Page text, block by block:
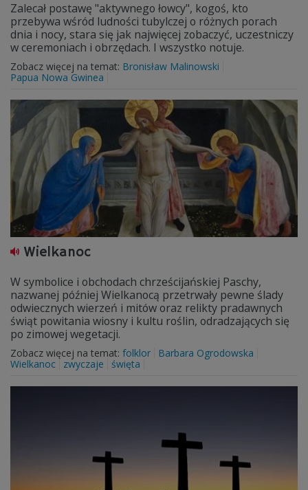
Zalecał postawę "aktywnego łowcy", kogoś, kto
przebywa wśród ludności tubylczej o różnych porach
dnia i nocy, stara się jak najwięcej zobaczyć, uczestniczy
w ceremoniach i obrzędach. I wszystko notuje.
Zobacz więcej na temat: Bronisław Malinowski
Papua Nowa Gwinea
Wielkanoc
W symbolice i obchodach chrześcijańskiej Paschy,
nazwanej później Wielkanocą przetrwały pewne ślady
odwiecznych wierzeń i mitów oraz relikty pradawnych
świąt powitania wiosny i kultu roślin, odradzających się
po zimowej wegetacji.
Zobacz więcej na temat: folklor
Barbara Ogrodowska
Wielkanoc
zwyczaje święta